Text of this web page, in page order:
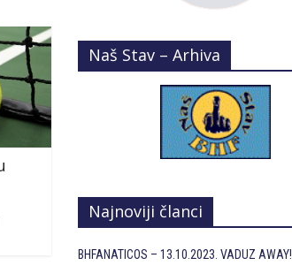
Naš Stav – Arhiva
Najnoviji članci
BHFANATICOS – 13.10.2023. VADUZ AWAY!